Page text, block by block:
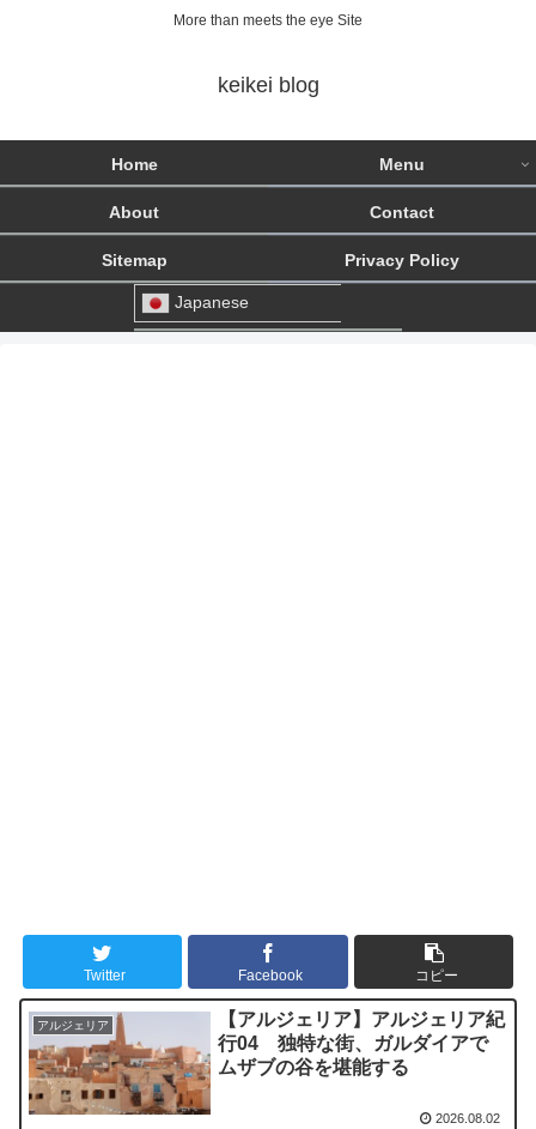
More than meets the eye Site
keikei blog
Home Menu
About Contact
Sitemap Privacy Policy
Japanese
Twitter Facebook コピー
アルジェリア
【アルジェリア】アルジェリア紀
行04 独特な街、ガルダイアで
ムザブの谷を堪能する
2026.08.02